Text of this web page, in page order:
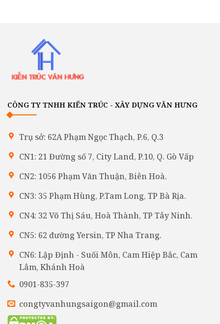
CÔNG TY TNHH KIẾN TRÚC - XÂY DỰNG VĂN HƯNG
Trụ sở: 62A Phạm Ngọc Thạch, P.6, Q.3
CN1: 21 Đường số 7, City Land, P.10, Q. Gò Vấp
CN2: 1056 Phạm Văn Thuận, Biên Hoà.
CN3: 35 Phạm Hùng, P.Tam Long, TP Bà Rịa.
CN4: 32 Võ Thị Sáu, Hoà Thành, TP Tây Ninh.
CN5: 62 đường Yersin, TP Nha Trang.
CN6: Lập Định - Suối Môn, Cam Hiệp Bắc, Cam
Lâm, Khánh Hoà
0901-835-397
congtyvanhungsaigon@gmail.com